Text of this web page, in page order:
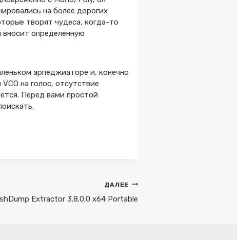
на более дорогих
творят чудеса, когда-то
вносит определенную
арпеджиаторе и, конечно
на голос, отсутствие
Перед вами простой
ДАЛЕЕ
Extractor 3.8.0.0 x64 Portable